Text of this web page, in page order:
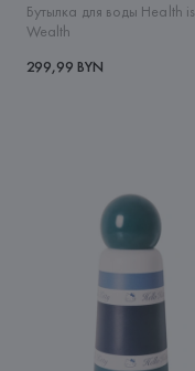
Бутылка для воды Health is
Wealth
299,99 BYN